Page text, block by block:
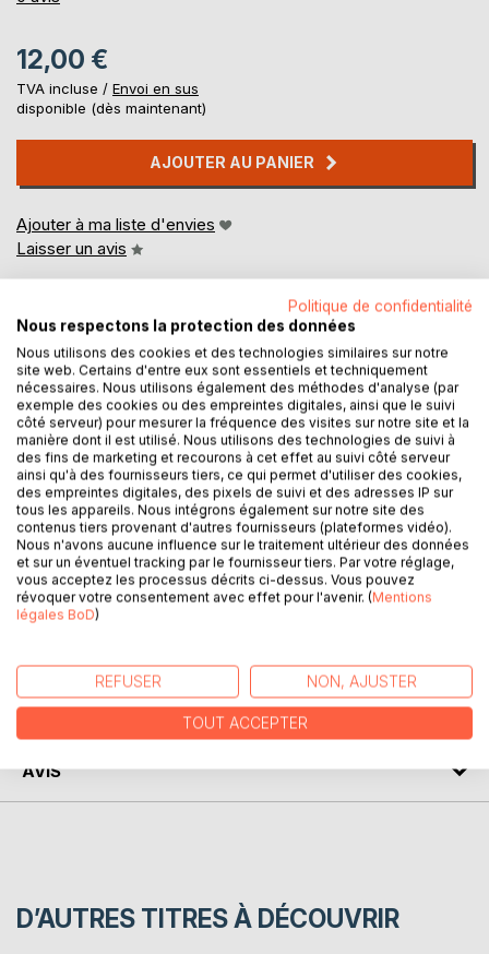
12,00 €
TVA incluse / Envoi en sus
disponible (dès maintenant)
AJOUTER AU PANIER
Ajouter à ma liste d'envies
Laisser un avis
DESCRIPTION
Il fallait un Corse pour arriver à décrire avec une telle
justesse la société de l'île telle qu'elle se présentait au
début du XXe siècle. Il nous fait ici la description émue et
fidèle d'un pays en souffrance, analyse les causes,
ébauche des pistes de solutions... Que dirait-il s'il revenait
aujourd'hui ?
CRITIQUES PRESSE
AVIS
D’AUTRES TITRES À DÉCOUVRIR
Politique de confidentialité
Nous respectons la protection des données
Nous utilisons des cookies et des technologies similaires sur notre
site web. Certains d'entre eux sont essentiels et techniquement
nécessaires. Nous utilisons également des méthodes d'analyse (par
exemple des cookies ou des empreintes digitales, ainsi que le suivi
côté serveur) pour mesurer la fréquence des visites sur notre site et la
manière dont il est utilisé. Nous utilisons des technologies de suivi à
des fins de marketing et recourons à cet effet au suivi côté serveur
ainsi qu'à des fournisseurs tiers, ce qui permet d'utiliser des cookies,
des empreintes digitales, des pixels de suivi et des adresses IP sur
tous les appareils. Nous intégrons également sur notre site des
contenus tiers provenant d'autres fournisseurs (plateformes vidéo).
Nous n'avons aucune influence sur le traitement ultérieur des données
et sur un éventuel tracking par le fournisseur tiers. Par votre réglage,
vous acceptez les processus décrits ci-dessus. Vous pouvez
révoquer votre consentement avec effet pour l'avenir. (Mentions
légales BoD)
REFUSER NON, AJUSTER
TOUT ACCEPTER